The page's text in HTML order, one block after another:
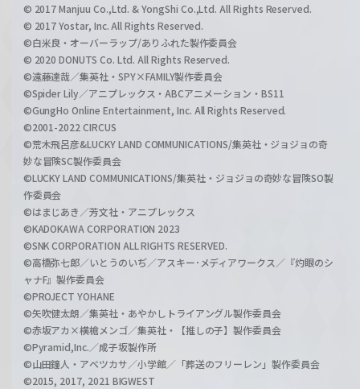
© 2017 Manjuu Co.,Ltd. & YongShi Co.,Ltd. All Rights Reserved.
© 2017 Yostar, Inc. All Rights Reserved.
©白米良・オーバーラップ/ありふれた製作委員会
© 2020 DONUTS Co. Ltd. All Rights Reserved.
©遠藤達哉／集英社・SPY×FAMILY製作委員会
©Spider Lily／アニプレックス・ABCアニメーション・BS11
©GungHo Online Entertainment, Inc. All Rights Reserved.
©2001-2022 CIRCUS
©荒木飛呂彦&LUCKY LAND COMMUNICATIONS/集英社・ジョジョの奇
妙な冒険SC製作委員会
©LUCKY LAND COMMUNICATIONS/集英社・ジョジョの奇妙な冒険SO製
作委員会
©はまじあき／芳文社・アニプレックス
©KADOKAWA CORPORATION 2023
©SNK CORPORATION ALL RIGHTS RESERVED.
©高橋弥七郎／いとうのいぢ／アスキー･メディアワークス／『灼眼のシ
ャナF』製作委員会
©PROJECT YOHANE
©矢吹健太朗／集英社・あやかしトライアングル製作委員会
©赤坂アカ×横槍メンゴ／集英社・【推しの子】製作委員会
©Pyramid,Inc.／成子坂製作所
©山田鐘人・アベツカサ／小学館／「葬送のフリーレン」製作委員会
©2015, 2017, 2021 BIGWEST